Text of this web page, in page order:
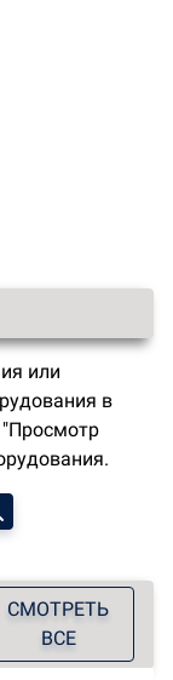
или
в
СМОТРЕТЬ
ВСЕ